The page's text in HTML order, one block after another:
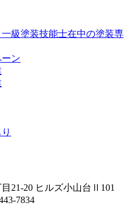
級塗装技能士在中の塗装専
ン
21-20 ヒルズ小山台Ⅱ101
7834